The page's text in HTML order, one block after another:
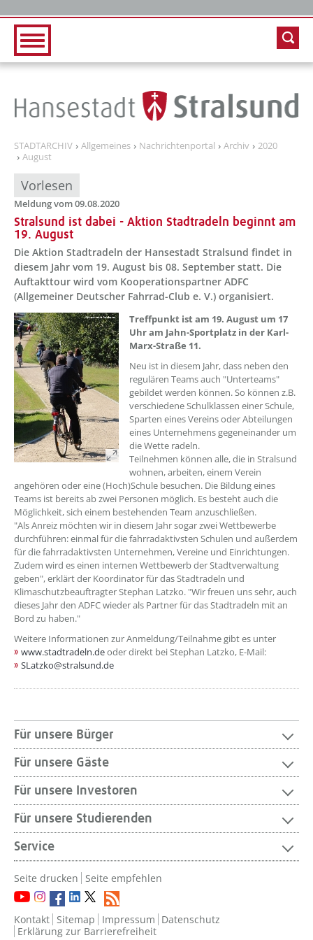
STADTARCHIV Allgemeines Nachrichtenportal Archiv
2020
August
Vorlesen
Meldung vom 09.08.2020
Stralsund ist dabei - Aktion Stadtradeln beginnt am
19. August
Die Aktion Stadtradeln der Hansestadt Stralsund findet in
diesem Jahr vom 19. August bis 08. September statt. Die
Auftakttour wird vom Kooperationspartner ADFC
(Allgemeiner Deutscher Fahrrad-Club e. V.) organisiert.
Treffpunkt ist am 19. August um 17
Uhr am Jahn-Sportplatz in der Karl-
Marx-Straße 11.
Neu ist in diesem Jahr, dass neben den
regulären Teams auch "Unterteams"
gebildet werden können. So können z.B.
verschiedene Schulklassen einer Schule,
Sparten eines Vereins oder Abteilungen
eines Unternehmens gegeneinander um
die Wette radeln.
Teilnehmen können alle, die in Stralsund
wohnen, arbeiten, einem Verein
angehören oder eine (Hoch)Schule besuchen. Die Bildung eines
Teams ist bereits ab zwei Personen möglich. Es besteht auch die
Möglichkeit, sich einem bestehenden Team anzuschließen.
"Als Anreiz möchten wir in diesem Jahr sogar zwei Wettbewerbe
durchführen: einmal für die fahrradaktivsten Schulen und außerdem
für die fahrradaktivsten Unternehmen, Vereine und Einrichtungen.
Zudem wird es einen internen Wettbewerb der Stadtverwaltung
geben", erklärt der Koordinator für das Stadtradeln und
Klimaschutzbeauftragter Stephan Latzko. "Wir freuen uns sehr, auch
dieses Jahr den ADFC wieder als Partner für das Stadtradeln mit an
Bord zu haben."
Weitere Informationen zur Anmeldung/Teilnahme gibt es unter
www.stadtradeln.deoder direkt bei Stephan Latzko, E-Mail:
SLatzko@stralsund.de
Für unsere Bürger
Für unsere Gäste
Für unsere Investoren
Für unsere Studierenden
Service
Seite drucken Seite empfehlen
Kontakt Sitemap Impressum Datenschutz
Erklärung zur Barrierefreiheit